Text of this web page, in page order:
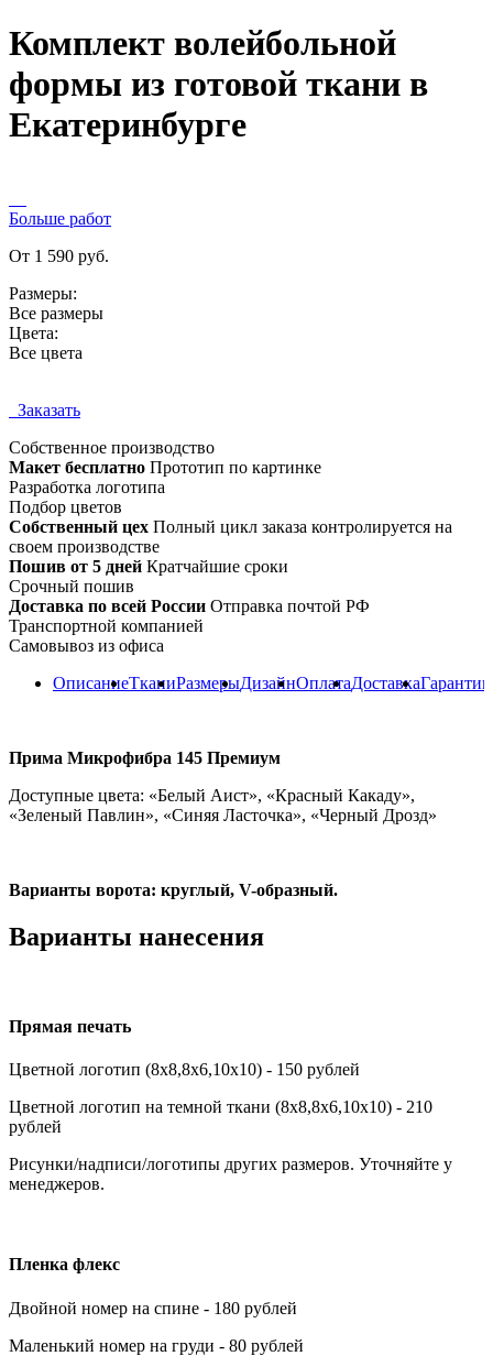
Комплект волейбольной
формы из готовой ткани в
Екатеринбурге
Больше работ
От 1 590 руб.
Размеры:
Все размеры
Цвета:
Все цвета
Заказать
Собственное производство
Макет бесплатно Прототип по картинке
Разработка логотипа
Подбор цветов
Собственный цех Полный цикл заказа контролируется на
своем производстве
Пошив от 5 дней Кратчайшие сроки
Срочный пошив
Доставка по всей России Отправка почтой РФ
Транспортной компанией
Самовывоз из офиса
ОписаниеТканиРазмерыДизайнОплатаДоставкаГарантии
Прима Микрофибра 145 Премиум
Доступные цвета: «Белый Аист», «Красный Какаду»,
«Зеленый Павлин», «Синяя Ласточка», «Черный Дрозд»
Варианты ворота: круглый, V-образный.
Варианты нанесения
Прямая печать
Цветной логотип (8х8,8х6,10х10) - 150 рублей
Цветной логотип на темной ткани (8х8,8х6,10х10) - 210
рублей
Рисунки/надписи/логотипы других размеров. Уточняйте у
менеджеров.
Пленка флекс
Двойной номер на спине - 180 рублей
Маленький номер на груди - 80 рублей